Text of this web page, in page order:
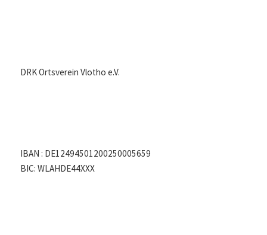
DRK Ortsverein Vlotho e.V.
IBAN : DE12494501200250005659
BIC: WLAHDE44XXX